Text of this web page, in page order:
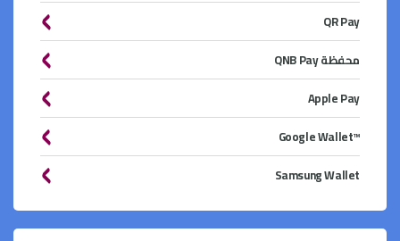
QR Pay
محفظة QNB Pay
Apple Pay
™Google Wallet
Samsung Wallet